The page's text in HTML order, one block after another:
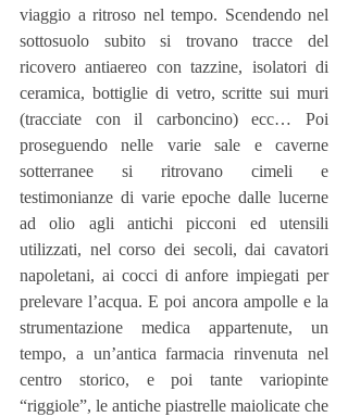
viaggio a ritroso nel tempo. Scendendo nel
sottosuolo subito si trovano tracce del
ricovero antiaereo con tazzine, isolatori di
ceramica, bottiglie di vetro, scritte sui muri
(tracciate con il carboncino) ecc… Poi
proseguendo nelle varie sale e caverne
sotterranee si ritrovano cimeli e
testimonianze di varie epoche dalle lucerne
ad olio agli antichi picconi ed utensili
utilizzati, nel corso dei secoli, dai cavatori
napoletani, ai cocci di anfore impiegati per
prelevare l’acqua. E poi ancora ampolle e la
strumentazione medica appartenute, un
tempo, a un’antica farmacia rinvenuta nel
centro storico, e poi tante variopinte
“riggiole”, le antiche piastrelle maiolicate che